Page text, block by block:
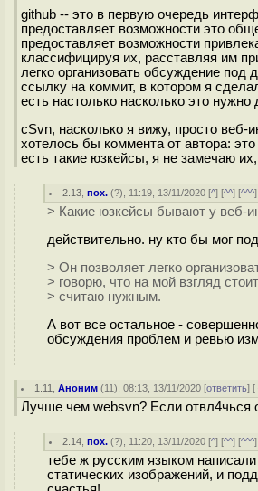
github -- это в первую очередь
предоставляет возможности это
предоставляет возможности
классифицируя их, расставляя им
легко организовать обсуждение под
ссылку на коммит, в котором я
есть настолько насколько это нужно
cSvn, насколько я вижу, просто веб-
хотелось бы коммента от автора:
есть такие юзкейсы, я не замечаю
2.13 ,пох. (?), 11:19, 13/11/2020 [^] [^^] [^^^
> Какие юзкейсы бывают у веб-
действительно. ну кто бы мог
> Он позволяет легко
> говорю, что на мой взгляд
> считаю нужным.
А вот все остальное -
обсуждения проблем и ревью
1.11 ,Аноним (11), 08:13, 13/11/2020 [ответить] [
Лучше чем websvn? Если отвл4чься
2.14 ,пох. (?), 11:20, 13/11/2020 [^] [^^] [^^^
тебе ж русским языком
статических изображений, и